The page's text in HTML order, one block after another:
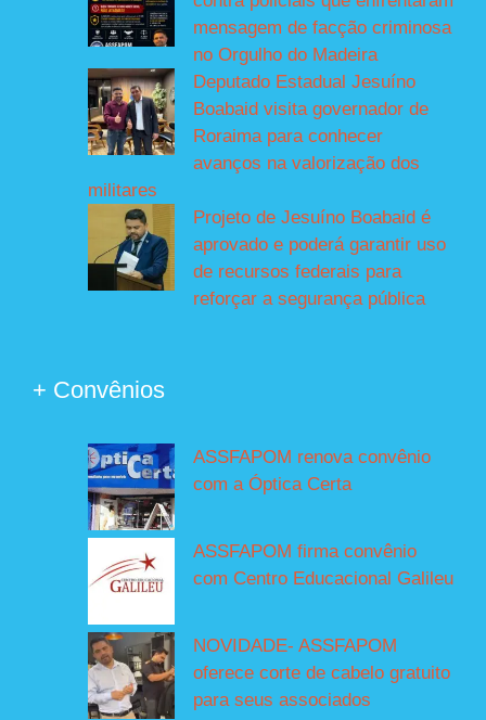
mensagem de facção criminosa
no Orgulho do Madeira
Deputado Estadual Jesuíno
Boabaid visita governador de
Roraima para conhecer
avanços na valorização dos
militares
Projeto de Jesuíno Boabaid é
aprovado e poderá garantir uso
de recursos federais para
reforçar a segurança pública
+ Convênios
ASSFAPOM renova convênio
com a Óptica Certa
ASSFAPOM firma convênio
com Centro Educacional Galileu
NOVIDADE- ASSFAPOM
oferece corte de cabelo gratuito
para seus associados